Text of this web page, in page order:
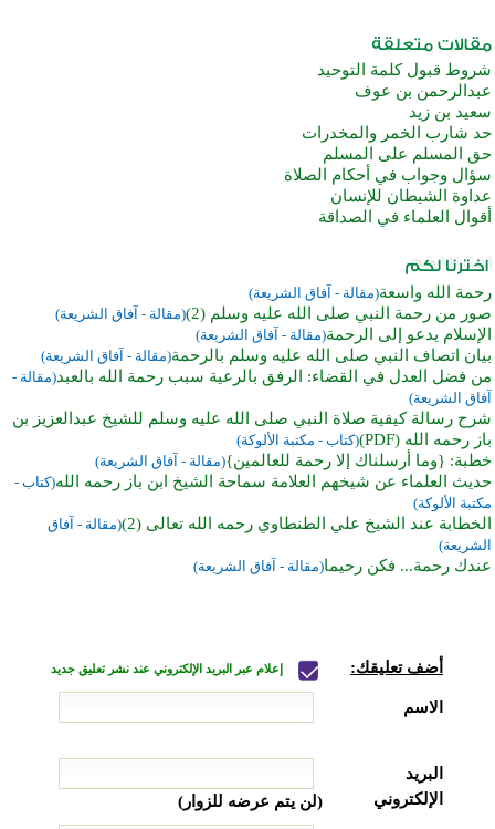
شروط قبول كلمة التوحيد
عبدالرحمن بن عوف
سعيد بن زيد
حد شارب الخمر والمخدرات
حق المسلم على المسلم
سؤال وجواب في أحكام الصلاة
عداوة الشيطان للإنسان
أقوال العلماء في الصداقة
رحمة الله واسعة(مقالة - آفاق الشريعة)
صور من رحمة النبي صلى الله عليه وسلم (2) (مقالة - آفاق الشريعة)
الإسلام يدعو إلى الرحمة(مقالة - آفاق الشريعة)
بيان اتصاف النبي صلى الله عليه وسلم بالرحمة(مقالة - آفاق الشريعة)
من فضل العدل في القضاء: الرفق بالرعية سبب رحمة الله بالعبد(مقالة -
آفاق الشريعة)
شرح رسالة كيفية صلاة النبي صلى الله عليه وسلم للشيخ عبدالعزيز بن
باز رحمه الله (PDF)
(كتاب - مكتبة الألوكة)
خطبة: {وما أرسلناك إلا رحمة للعالمين}(مقالة - آفاق الشريعة)
حديث العلماء عن شيخهم العلامة سماحة الشيخ ابن باز رحمه الله(كتاب -
مكتبة الألوكة)
الخطابة عند الشيخ علي الطنطاوي رحمه الله تعالى (2)
(مقالة - آفاق
الشريعة)
عندك رحمة... فكن رحيما(مقالة - آفاق الشريعة)
أضف تعليقك: إعلام عبر البريد الإلكتروني عند نشر تعليق جديد
الاسم
البريد
الإلكتروني
(لن يتم عرضه للزوار)